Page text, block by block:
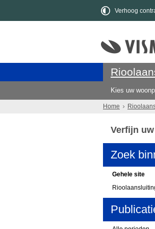
Verhoog
Kies uw
Home
Verfijn
Zoek
Gehele site